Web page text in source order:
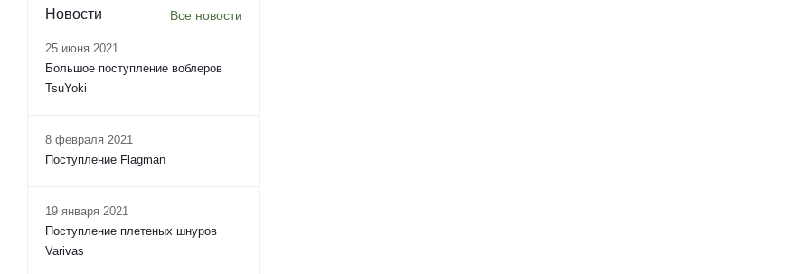
Новости Все новости
25 июня 2021
Большое поступление воблеров
TsuYoki
8 февраля 2021
Поступление Flagman
19 января 2021
Поступление плетеных шнуров
Varivas